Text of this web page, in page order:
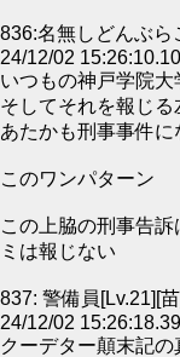
836:名無しどんぶら
24/12/02
いつもの神戸学院
そしてそれを報じる
あたかも刑事事件
このワンパターン
この上脇の刑事告
ミは報じない
837: 警備員[Lv.21][
24/12/02
クーデター顛末記